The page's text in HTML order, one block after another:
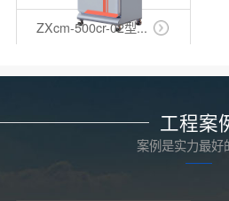
ZXcm-500cr-02型...
工程案
案例是实力最好